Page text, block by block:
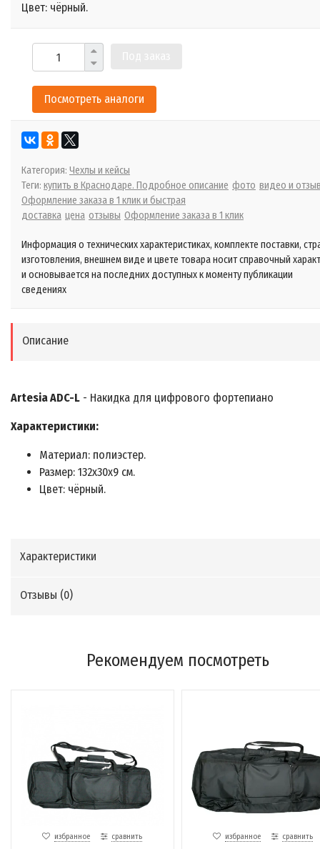
Цвет: чёрный.
Посмотреть аналоги
Категория: Чехлы и кейсы
Теги: купить в Краснодаре. Подробное описание фото видео и
Оформление заказа в 1 клик и быстрая
доставка цена отзывы Оформление заказа в 1 клик
Информация о технических характеристиках, комплекте поставки,
изготовления, внешнем виде и цвете товара носит справочный
и основывается на последних доступных к моменту публикации
сведениях
Описание
Artesia ADC-L - Накидка для цифрового фортепиано
Характеристики:
Материал: полиэстер.
Размер: 132х30х9 см.
Цвет: чёрный.
Характеристики
Отзывы (0)
Рекомендуем посмотреть
избранное сравнить избранное сравнить